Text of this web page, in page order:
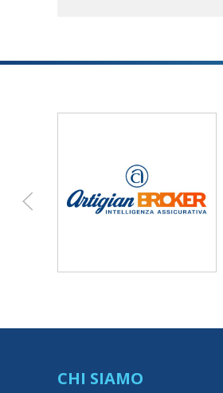
CHI SIAMO